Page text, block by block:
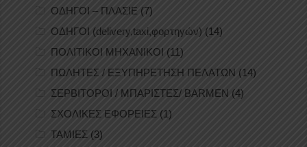
ΟΔΗΓΟΙ – ΠΛΑΣΙΕ (7)
ΟΔΗΓΟΙ (delivery,taxi,φορτηγών) (14)
ΠΟΛΙΤΙΚΟΙ ΜΗΧΑΝΙΚΟΙ (11)
ΠΩΛΗΤΕΣ / ΕΞΥΠΗΡΕΤΗΣΗ ΠΕΛΑΤΩΝ (14)
ΣΕΡΒΙΤΟΡΟΙ / ΜΠΑΡΙΣΤΕΣ/ BARMEN (4)
ΣΧΟΛΙΚΕΣ ΕΦΟΡΕΙΕΣ (1)
ΤΑΜΙΕΣ (3)